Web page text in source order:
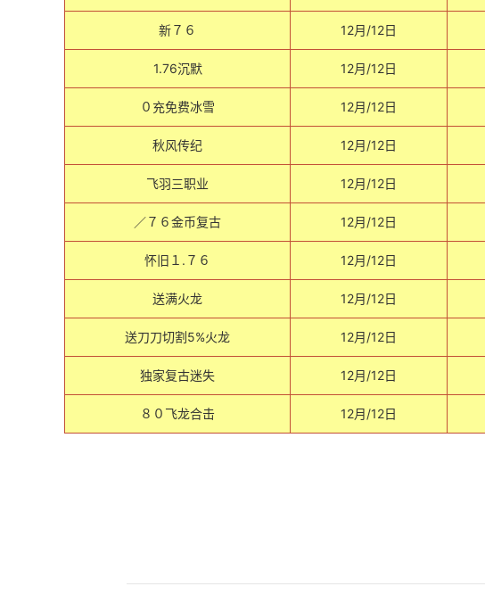
新７６ 12月/12日
1.76沉默 12月/12日
０充免费冰雪 12月/12日
秋风传纪 12月/12日
飞羽三职业 12月/12日
／７６金币复古 12月/12日
怀旧１.７６ 12月/12日
送满火龙 12月/12日
送刀刀切割5%火龙 12月/12日
独家复古迷失 12月/12日
８０飞龙合击 12月/12日